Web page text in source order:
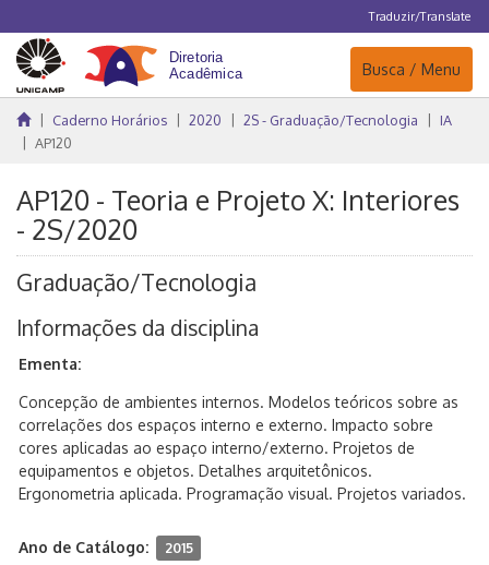
Traduzir/Translate
Navegação
Busca / Menu
Caderno Horários 2020 2S - Graduação/Tecnologia
IA
AP120
AP120 - Teoria e Projeto X: Interiores
- 2S/2020
Graduação/Tecnologia
Informações da disciplina
Ementa:
Concepção de ambientes internos. Modelos teóricos sobre as
correlações dos espaços interno e externo. Impacto sobre
cores aplicadas ao espaço interno/externo. Projetos de
equipamentos e objetos. Detalhes arquitetônicos.
Ergonometria aplicada. Programação visual. Projetos variados.
Ano de Catálogo: 2015